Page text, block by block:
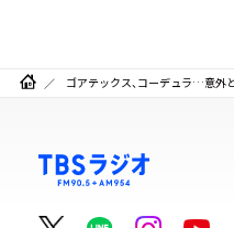
ゴアテックス、コーデュラ…意外